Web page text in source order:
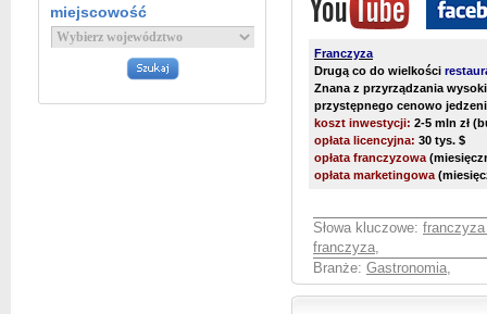
miejscowość
Franczyza
Drugą co do wielkości
Znana z przyrządzania
przystępnego cenowo
koszt inwestycji: 2-5 mln zł
opłata licencyjna: 30 tys. $
opłata franczyzowa
opłata marketingowa
Słowa kluczowe:
franczyza,
Branże: Gastronomia,